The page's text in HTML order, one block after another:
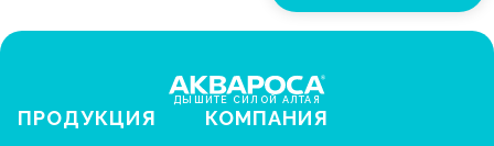
ДЫШИТЕ СИЛОЙ АЛТАЯ
ПРОДУКЦИЯ КОМПАНИЯ